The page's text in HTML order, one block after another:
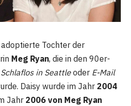
Tochter der
Meg Ryan, die in den 90er-
Schlaflos in Seattleoder E-Mail
Daisy wurde im Jahr 2004
Jahr 2006 von Meg Ryan